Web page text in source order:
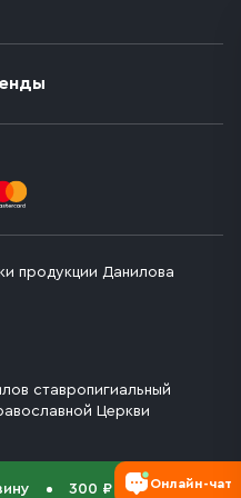
300 ₽
продукции Данилова
ставропигиальный
Церкви
Онлайн-чат